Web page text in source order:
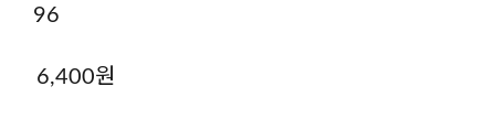
96
6,400원